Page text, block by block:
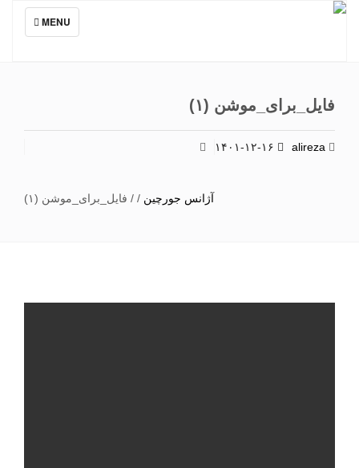
TOGGLE
NAVIGATION
MENU
فایل_برای_موشن (۱)
alireza
آژانس جورچین/
/فایل_برای_موشن (۱)